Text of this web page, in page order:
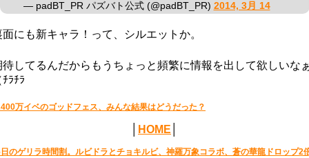
— padBT_PR パズバト公式 (@padBT_PR) 2014, 3月 14
面にも新キャラ！って、シルエットか。
待してるんだからもうちょっと頻繁に情報を出して欲しいな
ﾗﾁﾗ
万イベのゴッドフェス、みんな結果はどうだった？
HOME
のゲリラ時間割。ルビドラとチョキルビ、神羅万象コラボ、蒼の華龍ドロップ2倍